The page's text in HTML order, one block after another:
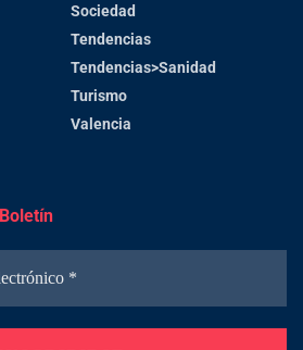
Sociedad
Tendencias
Tendencias>Sanidad
Turismo
Valencia